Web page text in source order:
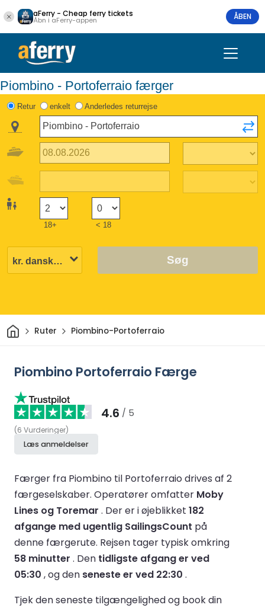
aFerry - Cheap ferry tickets
Åbn i aFerry-appen ÅBEN
Piombino - Portoferraio færger
Retur enkelt Anderledes returrejse
18+ < 18
Søg
HjemRuter Piombino-Portoferraio
Piombino Portoferraio Færge
4.6 / 5
(6 Vurderinger)
Læs anmeldelser
Færger fra Piombino til Portoferraio drives af 2
færgeselskaber. Operatører omfatter Moby
Lines og Toremar . Der er i øjeblikket 182
afgange med ugentlig SailingsCount på
denne færgerute. Rejsen tager typisk omkring
58 minutter . Den tidligste afgang er ved
05:30 , og den seneste er ved 22:30 .
Tjek den seneste tilgængelighed og book din